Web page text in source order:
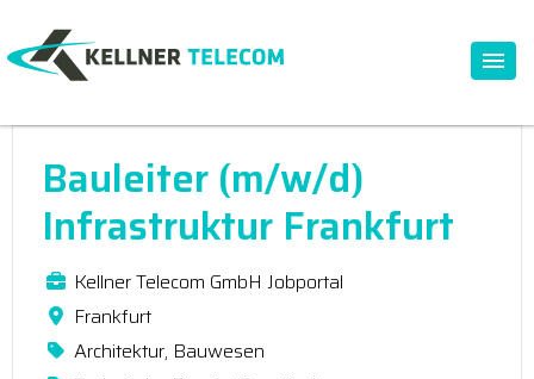
Bauleiter (m/w/d)
Infrastruktur Frankfurt
Kellner Telecom GmbH Jobportal
Frankfurt
Architektur, Bauwesen